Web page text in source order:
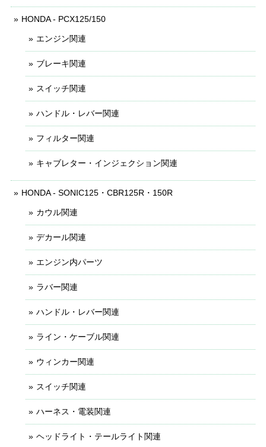
HONDA - PCX125/150
エンジン関連
ブレーキ関連
スイッチ関連
ハンドル・レバー関連
フィルター関連
キャブレター・インジェクション関連
HONDA - SONIC125・CBR125R・150R
カウル関連
デカール関連
エンジン内パーツ
ラバー関連
ハンドル・レバー関連
ライン・ケーブル関連
ウィンカー関連
スイッチ関連
ハーネス・電装関連
ヘッドライト・テールライト関連